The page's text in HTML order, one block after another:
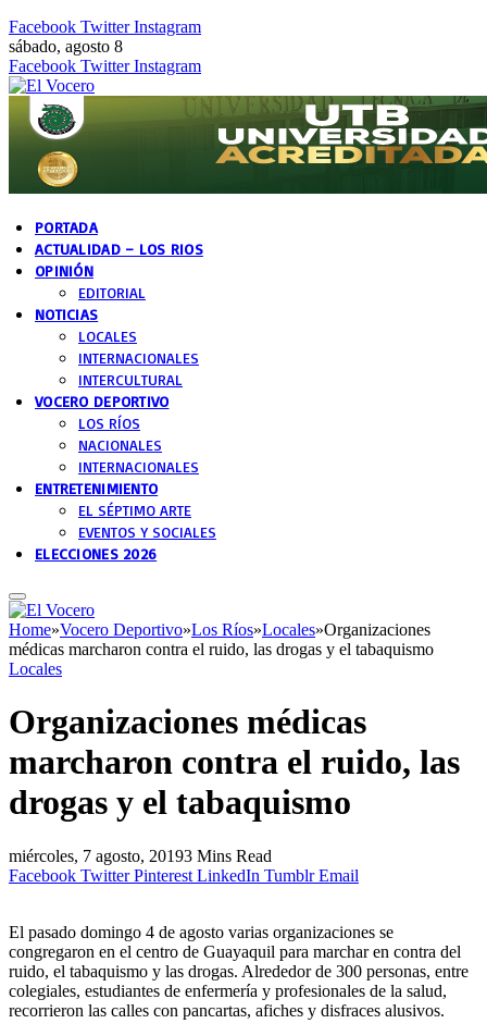
Facebook Twitter Instagram
sábado, agosto 8
Facebook Twitter Instagram
PORTADA
ACTUALIDAD – LOS RIOS
OPINIÓN
EDITORIAL
NOTICIAS
LOCALES
INTERNACIONALES
INTERCULTURAL
VOCERO DEPORTIVO
LOS RÍOS
NACIONALES
INTERNACIONALES
ENTRETENIMIENTO
EL SÉPTIMO ARTE
EVENTOS Y SOCIALES
ELECCIONES 2026
Home»Vocero Deportivo»Los Ríos»Locales»Organizaciones
médicas marcharon contra el ruido, las drogas y el tabaquismo
Locales
Organizaciones médicas
marcharon contra el ruido, las
drogas y el tabaquismo
miércoles, 7 agosto, 20193 Mins Read
Facebook Twitter Pinterest LinkedIn Tumblr Email
El pasado domingo 4 de agosto varias organizaciones se
congregaron en el centro de Guayaquil para marchar en contra del
ruido, el tabaquismo y las drogas. Alrededor de 300 personas, entre
colegiales, estudiantes de enfermería y profesionales de la salud,
recorrieron las calles con pancartas, afiches y disfraces alusivos.